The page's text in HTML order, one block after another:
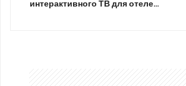
интерактивного ТВ для отеле…